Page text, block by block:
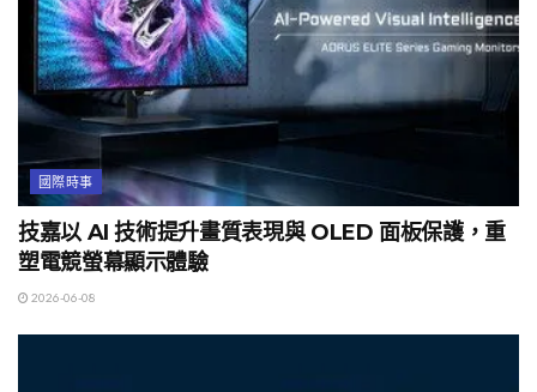
國際時事
技嘉以 AI 技術提升畫質表現與 OLED 面板保護，重
塑電競螢幕顯示體驗
2026-06-08